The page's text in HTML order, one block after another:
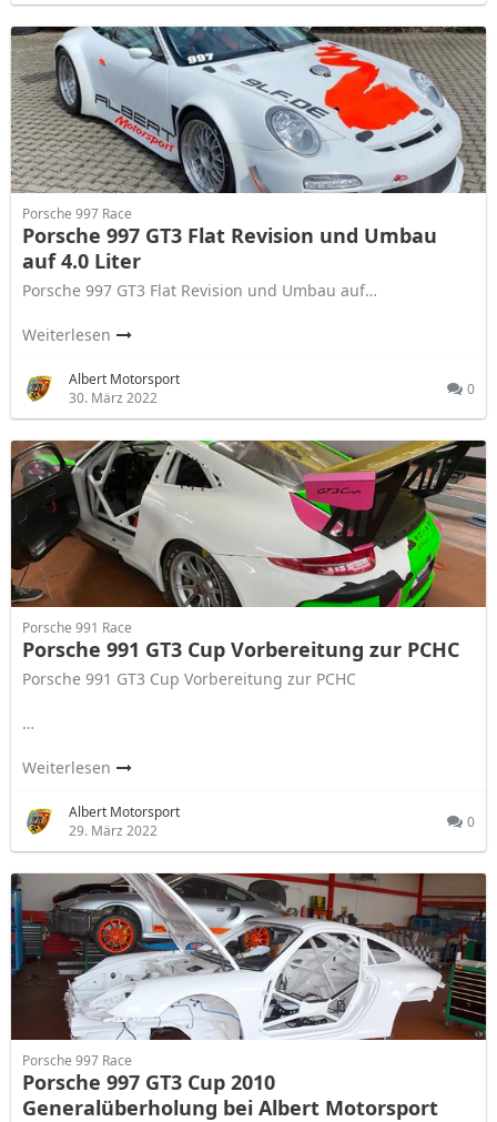
Porsche 997 Race
Porsche 997 GT3 Flat Revision und Umbau
auf 4.0 Liter
Porsche 997 GT3 Flat Revision und Umbau auf…
Weiterlesen
Albert Motorsport
30. März 2022
0
Porsche 991 Race
Porsche 991 GT3 Cup Vorbereitung zur PCHC
Porsche 991 GT3 Cup Vorbereitung zur PCHC
…
Weiterlesen
Albert Motorsport
29. März 2022
0
Porsche 997 Race
Porsche 997 GT3 Cup 2010
Generalüberholung bei Albert Motorsport